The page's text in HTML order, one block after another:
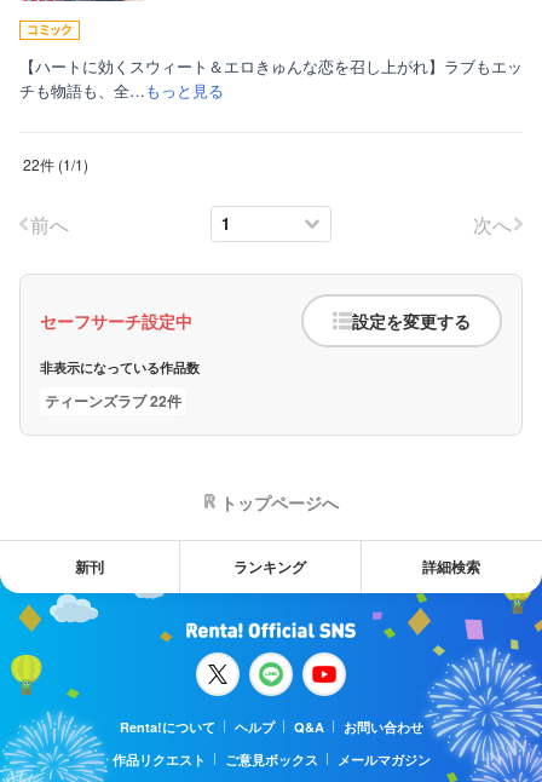
【ハートに効くスウィート＆エロきゅんな恋を召し上がれ】ラブもエッ
チも物語も、全…もっと見る
22件 (1/1)
前へ 次へ
セーフサーチ設定中 設定を変更する
非表示になっている作品数
ティーンズラブ 22件
トップページへ
新刊 ランキング 詳細検索
Renta!について ヘルプ Q&A
お問い合わせ
作品リクエスト
ご意見ボックス メールマガジン